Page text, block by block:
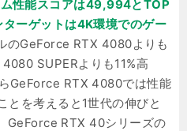
性能スコアは49,994とTOP
ーゲットは4K環境でのゲー
のGeForce RTX 4080よりも
SUPERよりも11%高
GeForce RTX 4080では性能
とを考えると1世代の伸びと
GeForce RTX 40シリーズの